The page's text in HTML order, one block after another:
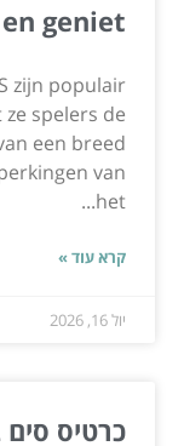
geniet
zijn populair
spelers de
een breed
van
het...
קרא עוד »
יול 16, 2026